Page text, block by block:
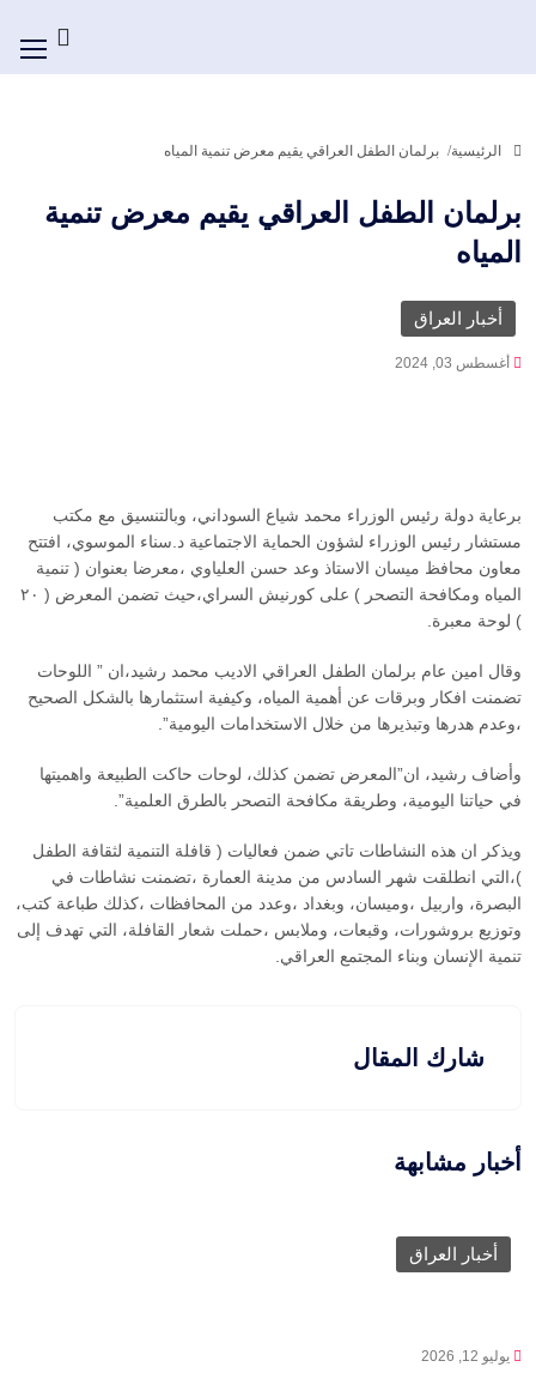
الرئيسية برلمان الطفل العراقي يقيم معرض تنمية المياه
برلمان الطفل العراقي يقيم معرض تنمية
المياه
أخبار العراق
أغسطس 03, 2024
برعاية دولة رئيس الوزراء محمد شياع السوداني، وبالتنسيق مع مكتب
مستشار رئيس الوزراء لشؤون الحماية الاجتماعية د.سناء الموسوي، افتتح
معاون محافظ ميسان الاستاذ وعد حسن العلياوي ،معرضا بعنوان ( تنمية
المياه ومكافحة التصحر ) على كورنيش السراي،حيث تضمن المعرض ( ٢٠
) لوحة معبرة.
وقال امين عام برلمان الطفل العراقي الاديب محمد رشيد،ان ” اللوحات
تضمنت افكار وبرقات عن أهمية المياه، وكيفية استثمارها بالشكل الصحيح
،وعدم هدرها وتبذيرها من خلال الاستخدامات اليومية”.
وأضاف رشيد، ان”المعرض تضمن كذلك، لوحات حاكت الطبيعة واهميتها
في حياتنا اليومية، وطريقة مكافحة التصحر بالطرق العلمية”.
ويذكر ان هذه النشاطات تاتي ضمن فعاليات ( قافلة التنمية لثقافة الطفل
)،التي انطلقت شهر السادس من مدينة العمارة ،تضمنت نشاطات في
البصرة، واربيل ،وميسان، وبغداد ،وعدد من المحافظات ،كذلك طباعة كتب،
وتوزيع بروشورات، وقبعات، وملابس ،حملت شعار القافلة، التي تهدف إلى
تنمية الإنسان وبناء المجتمع العراقي.
شارك المقال
أخبار مشابهة
أخبار العراق
يوليو 12, 2026